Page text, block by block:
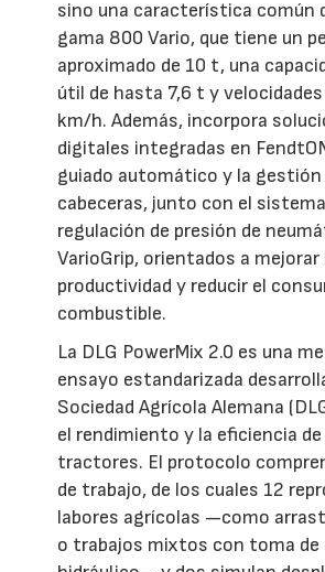
sino una característica común
gama 800 Vario, que tiene un
aproximado de 10 t, una
útil de hasta 7,6 t y
km/h. Además, incorpora
digitales integradas en
guiado automático y la gestión
cabeceras, junto con el
regulación de presión de
VarioGrip, orientados a mejorar
productividad y reducir el
combustible.
La DLG PowerMix 2.0 es una
ensayo estandarizada
Sociedad Agrícola Alemana
el rendimiento y la eficiencia
tractores. El protocolo
de trabajo, de los cuales 12
labores agrícolas —como
o trabajos mixtos con toma de